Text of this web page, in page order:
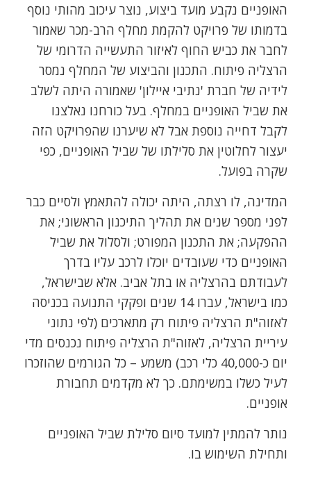
האופניים נקבע מועד ביצוע, נוצר עיכוב מהותי נוסף
בדמותו של פרויקט להקמת מחלף הרב-מכר שאמור
לחבר את כביש החוף לאיזור התעשייה הדרומי של
הרצליה פיתוח. התכנון והביצוע של המחלף נמסר
לידיה של חברת 'נתיבי איילון' שאמורה היתה לשלב
את שביל האופניים במחלף. בעל כורחנו נאלצנו
לקבל דחייה נוספת אבל לא שיערנו שהפרויקט הזה
יעצור לחלוטין את סלילתו של שביל האופניים, כפי
שקרה בפועל.
המדינה, לו רצתה, היתה יכולה להתאמץ ולסיים כבר
לפני מספר שנים את תהליך התיכנון הראשוני; את
ההפקעה; את התכנון המפורט; ולסלול את שביל
האופניים כדי שעובדים יוכלו לרכב עליו בדרך
לעבודתם בהרצליה או בתל אביב. אלא שבישראל,
כמו בישראל, עברו 14 שנים ופקקי התנועה בכניסה
לאזוה"ת הרצליה פיתוח רק מתארכים (לפי נתוני
עיריית הרצליה, לאזוה"ת הרצליה פיתוח נכנסים מדי
יום כ-40,000 כלי רכב) משמע – כל הגורמים שהוזכרו
לעיל כשלו במשימתם. כך לא מקדמים תחבורת
אופניים.
נותר להמתין למועד סיום סלילת שביל האופניים
ותחילת השימוש בו.